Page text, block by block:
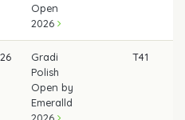
Open
2026
Gradi
Polish
Open by
Emeralld
2026
T41